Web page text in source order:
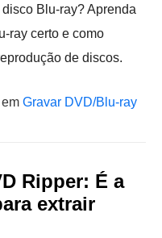
Blu-ray? Aprenda
ray certo e como
de discos.
Gravar DVD/Blu-ray
Ripper: É a
extrair